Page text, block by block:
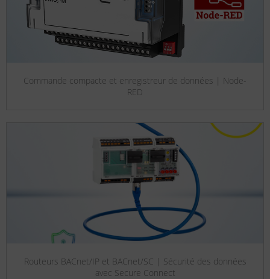
Commande compacte et enregistreur de données | Node-
RED
Routeurs BACnet/IP et BACnet/SC | Sécurité des données
avec Secure Connect